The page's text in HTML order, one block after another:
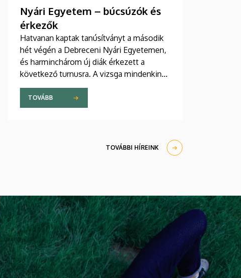
Nyári Egyetem – búcsúzók és
érkezők
Hatvanan kaptak tanúsítványt a második
hét végén a Debreceni Nyári Egyetemen,
és harminchárom új diák érkezett a
következő turnusra. A vizsga mindenkinek
jól sikerült, az új diákok pedig sikeresen
beilleszkedtek a csoportokba, ahol
továbbra is szorgalmasan tanulják a
TOVÁBB
TOVÁBBI HÍREINK